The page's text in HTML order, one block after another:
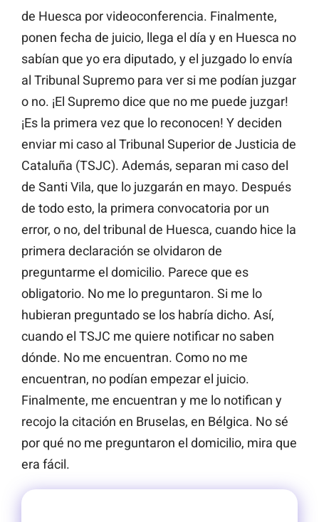
de Huesca por videoconferencia. Finalmente,
ponen fecha de juicio, llega el día y en Huesca no
sabían que yo era diputado, y el juzgado lo envía
al Tribunal Supremo para ver si me podían juzgar
o no. ¡El Supremo dice que no me puede juzgar!
¡Es la primera vez que lo reconocen! Y deciden
enviar mi caso al Tribunal Superior de Justicia de
Cataluña (TSJC). Además, separan mi caso del
de Santi Vila, que lo juzgarán en mayo. Después
de todo esto, la primera convocatoria por un
error, o no, del tribunal de Huesca, cuando hice la
primera declaración se olvidaron de
preguntarme el domicilio. Parece que es
obligatorio. No me lo preguntaron. Si me lo
hubieran preguntado se los habría dicho. Así,
cuando el TSJC me quiere notificar no saben
dónde. No me encuentran. Como no me
encuentran, no podían empezar el juicio.
Finalmente, me encuentran y me lo notifican y
recojo la citación en Bruselas, en Bélgica. No sé
por qué no me preguntaron el domicilio, mira que
era fácil.